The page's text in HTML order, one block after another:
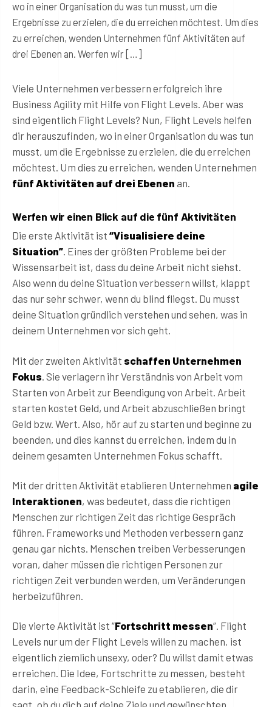
wo in einer Organisation du was tun musst, um die
Ergebnisse zu erzielen, die du erreichen möchtest. Um dies
zu erreichen, wenden Unternehmen fünf Aktivitäten auf
drei Ebenen an. Werfen wir […]
Viele Unternehmen verbessern erfolgreich ihre
Business Agility mit Hilfe von Flight Levels. Aber was
sind eigentlich Flight Levels? Nun, Flight Levels helfen
dir herauszufinden, wo in einer Organisation du was tun
musst, um die Ergebnisse zu erzielen, die du erreichen
möchtest. Um dies zu erreichen, wenden Unternehmen
fünf Aktivitäten auf drei Ebenen an.
Werfen wir einen Blick auf die fünf Aktivitäten
Die erste Aktivität ist “Visualisiere deine
Situation”. Eines der größten Probleme bei der
Wissensarbeit ist, dass du deine Arbeit nicht siehst.
Also wenn du deine Situation verbessern willst, klappt
das nur sehr schwer, wenn du blind fliegst. Du musst
deine Situation gründlich verstehen und sehen, was in
deinem Unternehmen vor sich geht.
Mit der zweiten Aktivität schaffen Unternehmen
Fokus . Sie verlagern ihr Verständnis von Arbeit vom
Starten von Arbeit zur Beendigung von Arbeit. Arbeit
starten kostet Geld, und Arbeit abzuschließen bringt
Geld bzw. Wert. Also, hör auf zu starten und beginne zu
beenden, und dies kannst du erreichen, indem du in
deinem gesamten Unternehmen Fokus schafft.
Mit der dritten Aktivität etablieren Unternehmen agile
Interaktionen, was bedeutet, dass die richtigen
Menschen zur richtigen Zeit das richtige Gespräch
führen. Frameworks und Methoden verbessern ganz
genau gar nichts. Menschen treiben Verbesserungen
voran, daher müssen die richtigen Personen zur
richtigen Zeit verbunden werden, um Veränderungen
herbeizuführen.
Die vierte Aktivität ist “Fortschritt messen“. Flight
Levels nur um der Flight Levels willen zu machen, ist
eigentlich ziemlich unsexy, oder? Du willst damit etwas
erreichen. Die Idee, Fortschritte zu messen, besteht
darin, eine Feedback-Schleife zu etablieren, die dir